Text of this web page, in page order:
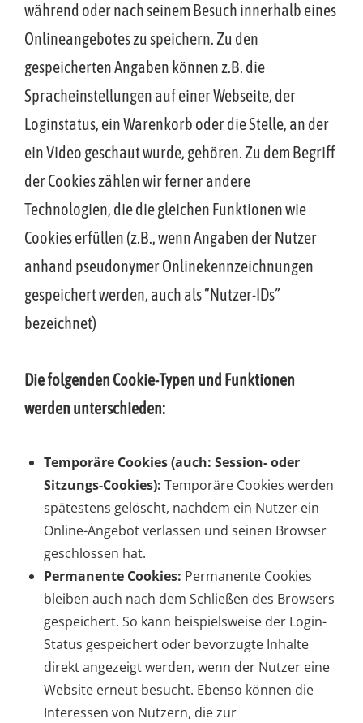
während oder nach seinem Besuch innerhalb eines
Onlineangebotes zu speichern. Zu den
gespeicherten Angaben können z.B. die
Spracheinstellungen auf einer Webseite, der
Loginstatus, ein Warenkorb oder die Stelle, an der
ein Video geschaut wurde, gehören. Zu dem Begriff
der Cookies zählen wir ferner andere
Technologien, die die gleichen Funktionen wie
Cookies erfüllen (z.B., wenn Angaben der Nutzer
anhand pseudonymer Onlinekennzeichnungen
gespeichert werden, auch als “Nutzer-IDs”
bezeichnet)
Die folgenden Cookie-Typen und Funktionen
werden unterschieden:
Temporäre Cookies (auch: Session- oder
Sitzungs-Cookies): Temporäre Cookies werden
spätestens gelöscht, nachdem ein Nutzer ein
Online-Angebot verlassen und seinen Browser
geschlossen hat.
Permanente Cookies: Permanente Cookies
bleiben auch nach dem Schließen des Browsers
gespeichert. So kann beispielsweise der Login-
Status gespeichert oder bevorzugte Inhalte
direkt angezeigt werden, wenn der Nutzer eine
Website erneut besucht. Ebenso können die
Interessen von Nutzern, die zur